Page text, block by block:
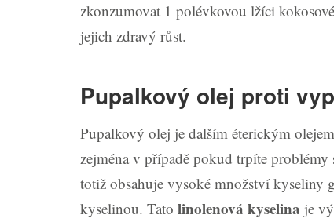
zkonzumovat 1 polévkovou lžíci
jejich zdravý růst.
Pupalkový olej proti
Pupalkový olej je dalším éterickým
zejména v případě pokud trpíte
totiž obsahuje vysoké množství kyseliny
kyselinou. Tato linolenová kyselina je